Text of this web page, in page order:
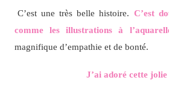
C’est une très belle histoire. C’est
comme les illustrations à
magnifique d’empathie et de bonté.
J’ai adoré cette